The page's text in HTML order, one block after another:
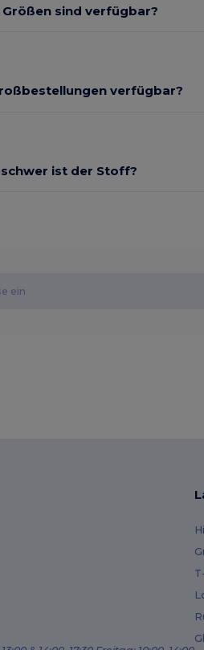
Größen sind verfügbar?
verfügbar?
ist der Stoff?